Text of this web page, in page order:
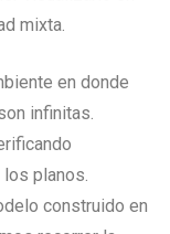
mixta.
en donde
infinitas.
planos.
construido en